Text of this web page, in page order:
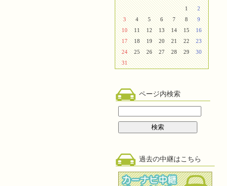
1
2
3
4 5 6 7 8
9
10
11 12 13 14 15
16
17
18 19 20 21 22
23
24
25 26 27 28 29
30
31
ページ内検索
過去の中継はこちら